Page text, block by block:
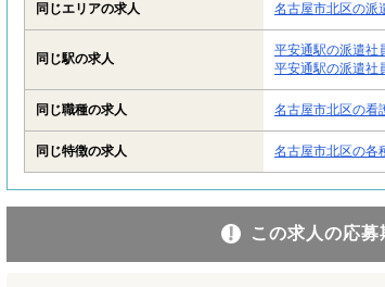
同じエリアの求人 名古屋市北区の派
同じ駅の求人
平安通駅の派遣社
平安通駅の派遣社
同じ職種の求人 名古屋市北区の看
同じ特徴の求人 名古屋市北区の各
この求人の応募